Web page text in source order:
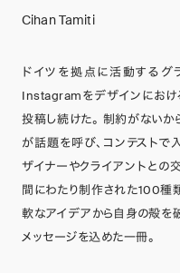
Cihan Tamiti
ドイツを拠点に活動するグ
Instagramをデザインにおけ
投稿し続けた。 制約がない
が話題を呼び、コンテストで
ザイナーやクライアントとの
間にわたり制作された100種
軟なアイデアから自身の殻を
メッセージを込めた一冊。